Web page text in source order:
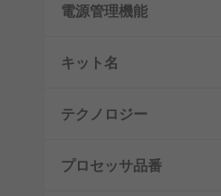
電源管理機能
キット名
テクノロジー
プロセッサ品番